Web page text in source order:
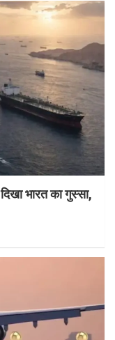
भारत का गुस्सा,